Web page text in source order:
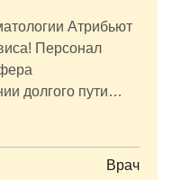
Атрибьют
Персонал
долгого пути
и забота.
Врач